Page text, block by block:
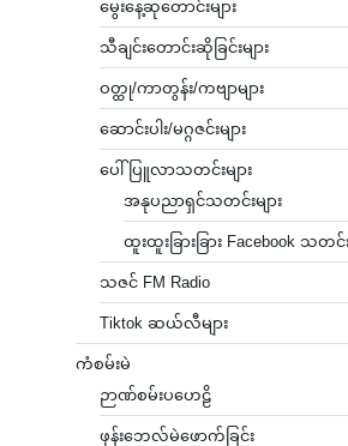
မွေးနေ့ဆုတောင်းများ
သီချင်းတောင်းဆိုခြင်းများ
ဝတ္ထု/ကာတွန်း/ကဗျာများ
ဆောင်းပါး/မဂ္ဂဇင်းများ
ပေါ်ပြူလာသတင်းများ
အနုပညာရှင်သတင်းများ
ထူးထူးခြားခြား Facebook သတင်း
သဇင် FM Radio
Tiktok ဆယ်လီများ
ကံစမ်းမဲ
ဉာဏ်စမ်းပဟေဠိ
ဖုန်းဘေလ်မဲဖောက်ခြင်း